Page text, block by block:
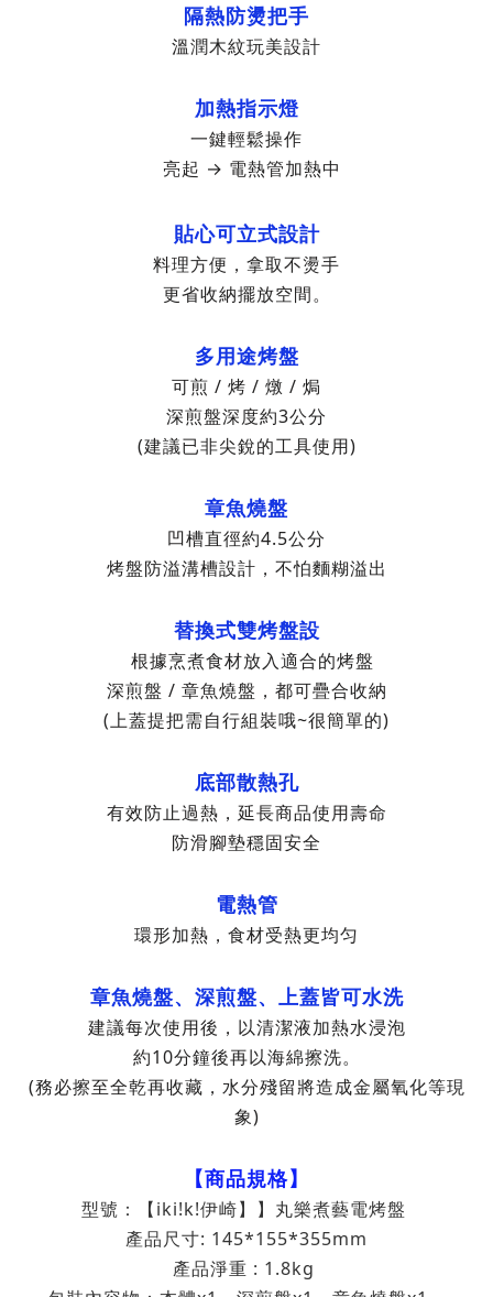
隔熱防燙把手
溫潤木紋玩美設計
加熱指示燈
一鍵輕鬆操作
亮起 → 電熱管加熱中
貼心可立式設計
料理方便，拿取不燙手
更省收納擺放空間。
多用途烤盤
可煎 / 烤 / 燉 / 焗
深煎盤深度約3公分
(建議已非尖銳的工具使用)
章魚燒盤
凹槽直徑約4.5公分
烤盤防溢溝槽設計，不怕麵糊溢出
替換式雙烤盤設
根據烹煮食材放入適合的烤盤
深煎盤 / 章魚燒盤，都可疊合收納
(上蓋提把需自行組裝哦~很簡單的)
底部散熱孔
有效防止過熱，延長商品使用壽命
防滑腳墊穩固安全
電熱管
環形加熱，食材受熱更均匀
章魚燒盤、深煎盤、上蓋皆可水洗
建議每次使用後，以清潔液加熱水浸泡
約10分鐘後再以海綿擦洗。
(務必擦至全乾再收藏，水分殘留將造成金屬氧化等現
象)
【商品規格】
型號： 【iki!k!伊崎】】 丸樂煮藝電烤盤
產品尺寸: 145*155*355mm
產品淨重 : 1.8kg